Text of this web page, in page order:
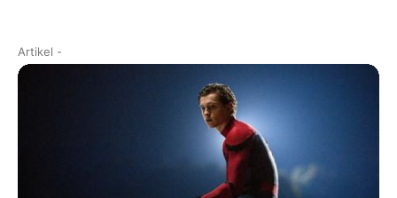
Artikel -